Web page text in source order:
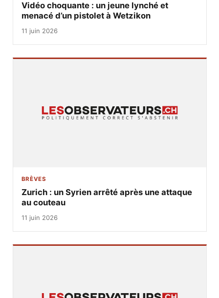
Vidéo choquante : un jeune lynché et
menacé d’un pistolet à Wetzikon
11 juin 2026
BRÈVES
Zurich : un Syrien arrêté après une attaque
au couteau
11 juin 2026